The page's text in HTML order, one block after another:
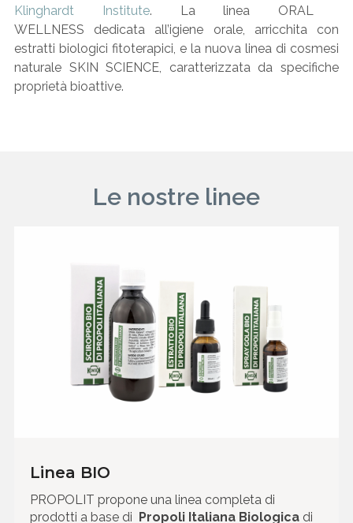
Klinghardt Institute. La linea ORAL
WELLNESS dedicata all’igiene orale, arricchita con
estratti biologici fitoterapici, e la nuova linea di cosmesi
naturale SKIN SCIENCE, caratterizzata da specifiche
proprietà bioattive.
Le nostre linee
Linea BIO
PROPOLIT propone una linea completa di
prodotti a base di
Propoli Italiana Biologicadi